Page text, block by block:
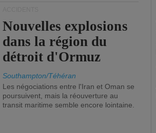
Nouvelles explosions
dans la région du
détroit d'Ormuz
Southampton/Téhéran
Les négociations entre l'Iran et Oman se
poursuivent, mais la réouverture au
transit maritime semble encore lointaine.